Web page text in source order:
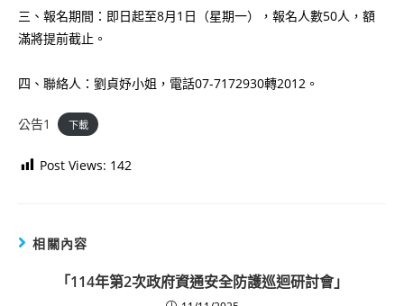
三、報名期間：即日起至8月1日（星期一），報名人數50人，額
滿將提前截止。
四、聯絡人：劉貞妤小姐，電話07-7172930轉2012。
公告1 下載
Post Views: 142
相關內容
「114年第2次政府資通安全防護巡迴研討會」